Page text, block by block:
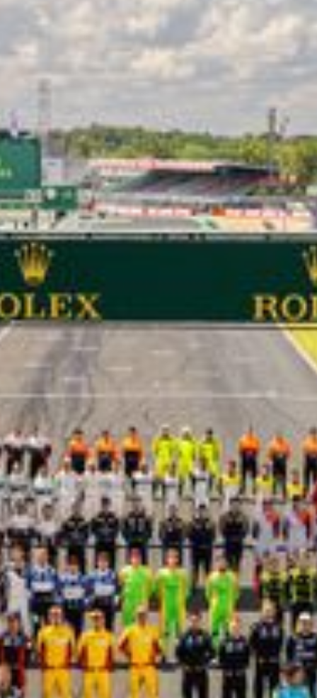
LES CATÉGORIES
PALMARÈS
HOSPITALITÉS
DÉVELOPPEMENT DURABLE
PARTENAIRES
NEWSLETTER